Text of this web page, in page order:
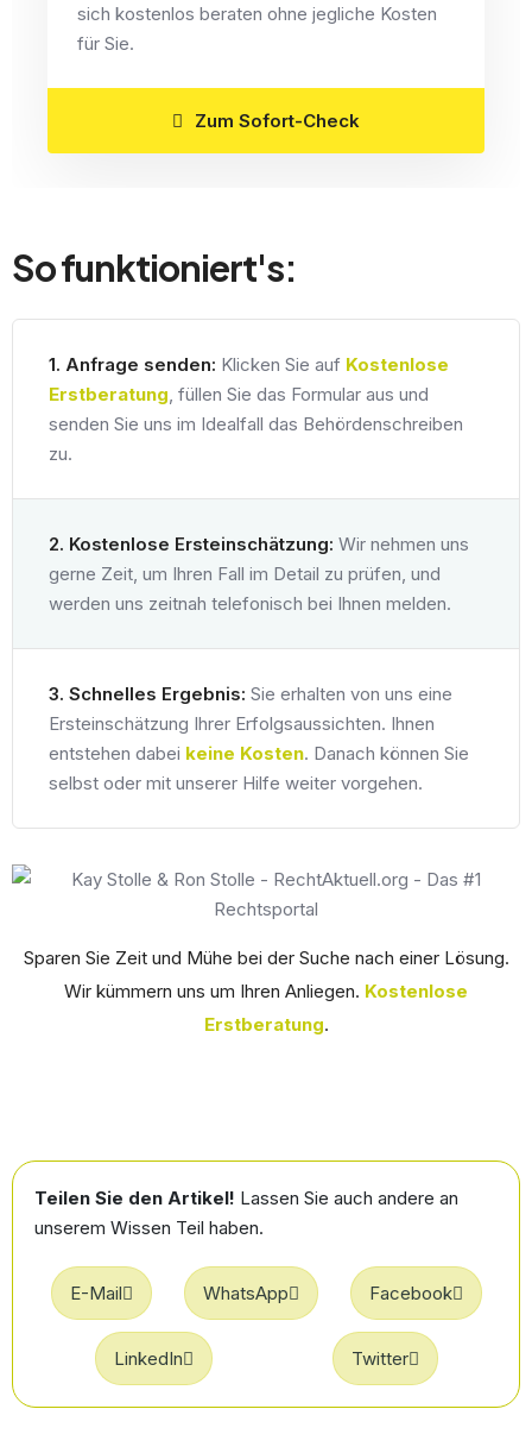
sich kostenlos beraten ohne jegliche Kosten
für Sie.
Zum Sofort-Check
So funktioniert's:
1. Anfrage senden: Klicken Sie auf Kostenlose
Erstberatung, füllen Sie das Formular aus und
senden Sie uns im Idealfall das Behördenschreiben
zu.
2. Kostenlose Ersteinschätzung: Wir nehmen uns
gerne Zeit, um Ihren Fall im Detail zu prüfen, und
werden uns zeitnah telefonisch bei Ihnen melden.
3. Schnelles Ergebnis: Sie erhalten von uns eine
Ersteinschätzung Ihrer Erfolgsaussichten. Ihnen
entstehen dabei keine Kosten. Danach können Sie
selbst oder mit unserer Hilfe weiter vorgehen.
Sparen Sie Zeit und Mühe bei der Suche nach einer Lösung.
Wir kümmern uns um Ihren Anliegen. Kostenlose
Erstberatung.
Teilen Sie den Artikel! Lassen Sie auch andere an
unserem Wissen Teil haben.
E-Mail WhatsApp Facebook
LinkedIn Twitter